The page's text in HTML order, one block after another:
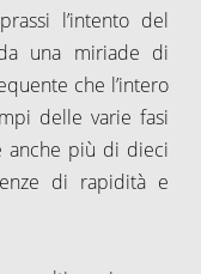
l’intento del
una miriade di
che l’intero
delle varie fasi
anche più di dieci
di rapidità e